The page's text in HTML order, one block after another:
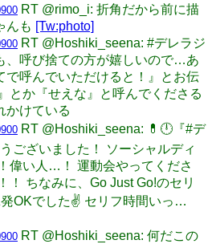
RT @rimo_i: 折角だから前に描
んも [Tw:photo]
RT @Hoshiki_seena: #デレラジ
、呼び捨ての方が嬉しいので…あ
で呼んでいただけると！』とお伝
とか『せえな』と呼んでくださる
かけている
RT @Hoshiki_seena: 💊🕛『#デ
ございました！ ソーシャルディ
偉い人…！ 運動会やってくださ
！ ちなみに、Go Just Go!のセリ
OKでした✌️ セリフ時間いっ…
RT @Hoshiki_seena: 何だこの